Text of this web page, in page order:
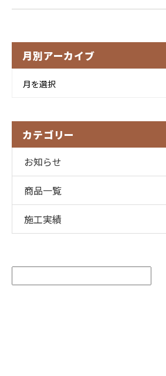
月別アーカイブ
月を選択
カテゴリー
お知らせ
商品一覧
施工実績